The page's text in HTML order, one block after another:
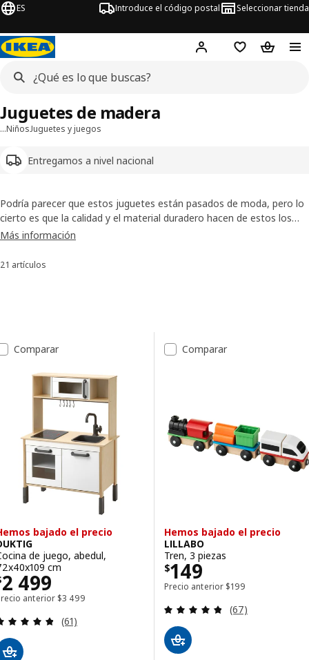
ES Introduce el código postal Seleccionar tienda
Hej! Inicia sesión o
Lista de la
Carrito
…NiñosJuguetes y juegos
Entregamos a nivel nacional
Juguetes de madera
Podría parecer que estos juguetes están pasados de moda, pero lo
cierto es que la calidad y el material duradero hacen de estos los
juguetes perfectos para tus pequeños, con los que podrán pasar
compañía de sus
Más información
Ordenar y filtrar
21 artículos
Lista de resultados
Comparar
bajado el precio
de juego, abedul,
cm
2 499$ 2499
anterior $3 499
Precio anterior $ 3499
Revisa: 4.8 de 5 estrellas. Total opiniones:
(61)
Comparar
Hemos bajado el precio
LILLABO
Tren, 3 piezas
$149
Precio $ 149
Precio anterior $199
Precio anterior $ 199
Revisa: 4.8 de
(67)